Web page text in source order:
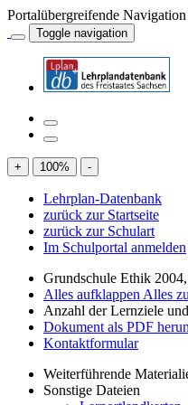
Portalübergreifende Navigation
Toggle navigation
+ 100% -
Lehrplan-Datenbank
zurück zur Startseite
zurück zur Schulart
Im Schulportal anmelden
Grundschule Ethik
Alles aufklappen Alles
Anzahl der Lernziele
Dokument als PDF
Kontaktformular
Weiterführende
Sonstige Dateien